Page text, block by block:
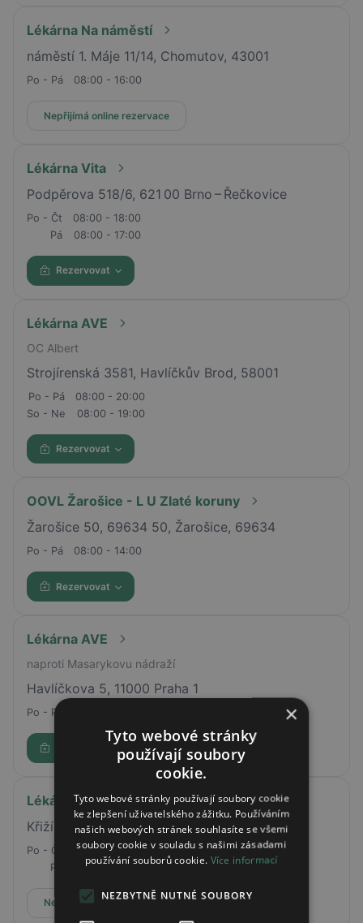
Lékárna Na náměstí
náměstí 1. Máje 11/14, Chomutov, 43001
Po - Pá 08:00 - 16:00
Nepřijímá online rezervace
Lékárna Vita
Podpěrova 518/6, 621 00 Brno – Řečkovice
Po - Čt
08:00 - 18:00
Pá
08:00 - 17:00
Rezervovat
Lékárna AVE
OC Albert
Strojírenská 3581, Havlíčkův Brod, 58001
Po - Pá
08:00 - 20:00
So - Ne
08:00 - 19:00
Rezervovat
OOVL Žarošice - L U Zlaté koruny
Žarošice 50, 69634 50, Žarošice, 69634
Po - Pá 08:00 - 14:00
Rezervovat
Lékárna AVE
naproti Masarykovu nádraží
Havlíčkova 5, 11000 Praha 1
Po - Pá
Lékárna INEP
Křižíkova 164 Praha
Po - Čt
08:00 - 17:00
Pá
08:00 - 16:00
Nepřijímá online rezervace
×
Tyto webové stránky
používají soubory
cookie.
Tyto webové stránky používají soubory cookie
ke zlepšení uživatelského zážitku. Používáním
našich webových stránek souhlasíte se všemi
soubory cookie v souladu s našimi zásadami
používání souborů cookie. Více informací
NEZBYTNĚ NUTNÉ SOUBORY